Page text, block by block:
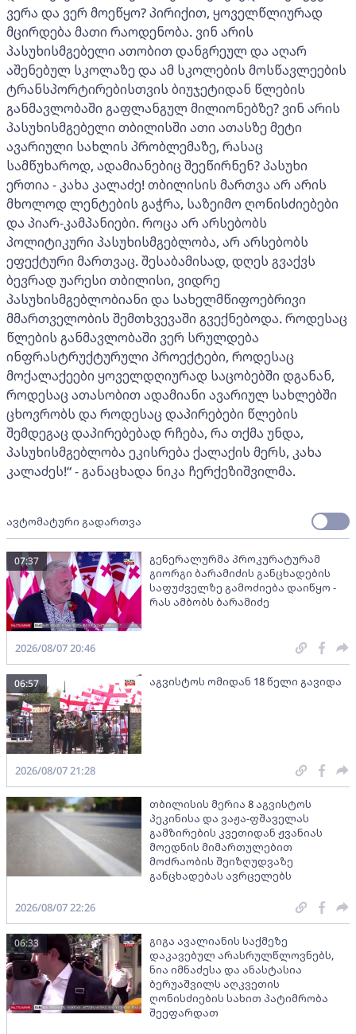
ვერა და ვერ მოეწყო? პირიქით, ყოველწლიურად
მცირდება მათი რაოდენობა. ვინ არის
პასუხისმგებელი ათობით დანგრეულ და აღარ
აშენებულ სკოლაზე და ამ სკოლების მოსწავლეების
ტრანსპორტირებისთვის ბიუჯეტიდან წლების
განმავლობაში გაფლანგულ მილიონებზე? ვინ არის
პასუხისმგებელი თბილისში ათი ათასზე მეტი
ავარიული სახლის პრობლემაზე, რასაც
სამწუხაროდ, ადამიანებიც შეეწირნენ? პასუხი
ერთია - კახა კალაძე! თბილისის მართვა არ არის
მხოლოდ ლენტების გაჭრა, საზეიმო ღონისძიებები
და პიარ-კამპანიები. როცა არ არსებობს
პოლიტიკური პასუხისმგებლობა, არ არსებობს
ეფექტური მართვაც. შესაბამისად, დღეს გვაქვს
ბევრად უარესი თბილისი, ვიდრე
პასუხისმგებლობიანი და სახელმწიფოებრივი
მმართველობის შემთხვევაში გვექნებოდა. როდესაც
წლების განმავლობაში ვერ სრულდება
ინფრასტრუქტურული პროექტები, როდესაც
მოქალაქეები ყოველდღიურად საცობებში დგანან,
როდესაც ათასობით ადამიანი ავარიულ სახლებში
ცხოვრობს და როდესაც დაპირებები წლების
შემდეგაც დაპირებებად რჩება, რა თქმა უნდა,
პასუხისმგებლობა ეკისრება ქალაქის მერს, კახა
კალაძეს!“ - განაცხადა ნიკა ჩერქეზიშვილმა.
ავტომატური გადართვა
გენერალურმა პროკურატურამ
გიორგი ბარამიძის განცხადების
საფუძველზე გამოძიება დაიწყო -
რას ამბობს ბარამიძე
07:37
2026/08/07 20:46
აგვისტოს ომიდან 18 წელი გავიდა
06:57
2026/08/07 21:28
თბილისის მერია 8 აგვისტოს
პეკინისა და ვაჟა-ფშაველას
გამზირების კვეთიდან ჟვანიას
მოედნის მიმართულებით
მოძრაობის შეიზღუდვაზე
განცხადებას ავრცელებს
2026/08/07 22:26
გიგა ავალიანის საქმეზე
დაკავებულ არასრულწლოვნებს,
ნია იმნაძესა და ანასტასია
ბერუაშვილს აღკვეთის
ღონისძიების სახით პატიმრობა
შეეფარდათ
06:33